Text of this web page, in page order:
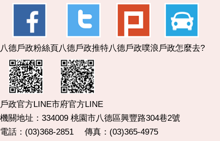
八德戶政粉絲頁 八德戶政推特八德戶政噗浪戶政怎麼去?
戶政官方LINE市府官方LINE
機關地址：334009 桃園市八德區興豐路304巷2號
電話：(03)368-2851 傳真：(03)365-4975